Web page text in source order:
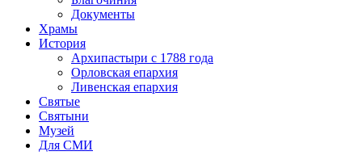
Документы
Храмы
История
Архипастыри с 1788 года
Орловская епархия
Ливенская епархия
Святые
Святыни
Музей
Для СМИ